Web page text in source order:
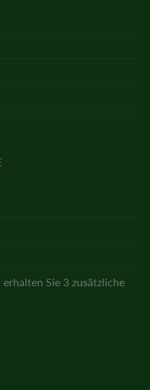
Sie 3 zusätzliche